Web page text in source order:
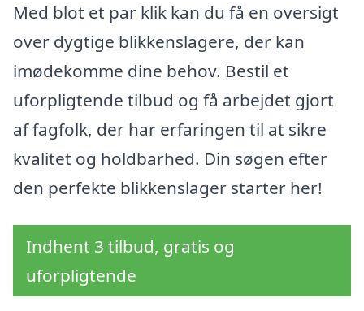
Med blot et par klik kan du få en oversigt
over dygtige blikkenslagere, der kan
imødekomme dine behov. Bestil et
uforpligtende tilbud og få arbejdet gjort
af fagfolk, der har erfaringen til at sikre
kvalitet og holdbarhed. Din søgen efter
den perfekte blikkenslager starter her!
Indhent 3 tilbud, gratis og
uforpligtende